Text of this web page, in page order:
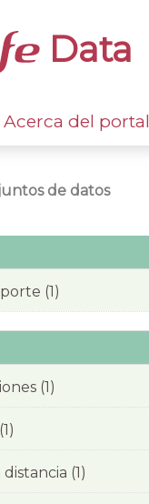
Data
Acerca del portal
de datos
(1)
(1)
(1)